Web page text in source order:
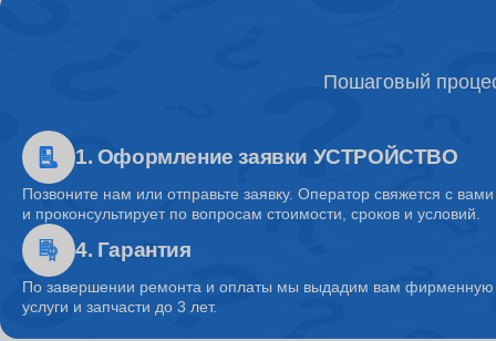
Ремонт процессора
Ремонт системы охлаждения
Пошаговый
1. Оформление заявки УСТРОЙСТВО
Позвоните нам или отправьте заявку. Оператор свяжется с вами
и проконсультирует по вопросам стоимости, сроков и условий.
4. Гарантия
По завершении ремонта и оплаты мы выдадим вам фирменную
услуги и запчасти до 3 лет.